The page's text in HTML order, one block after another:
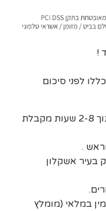
!
לפני סיכום
*משלוחי בלונים בעיר אשקלון יגיע תוך 2-8 שעות מקבלת
.
בעיר אשקלון
במלאי (מומלץ